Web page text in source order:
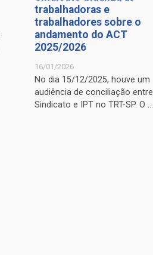
trabalhadoras e
trabalhadores sobre o
andamento do ACT
2025/2026
16/01/2026
No dia 15/12/2025, houve um
audiência de conciliação entre
Sindicato e IPT no TRT-SP. O ...